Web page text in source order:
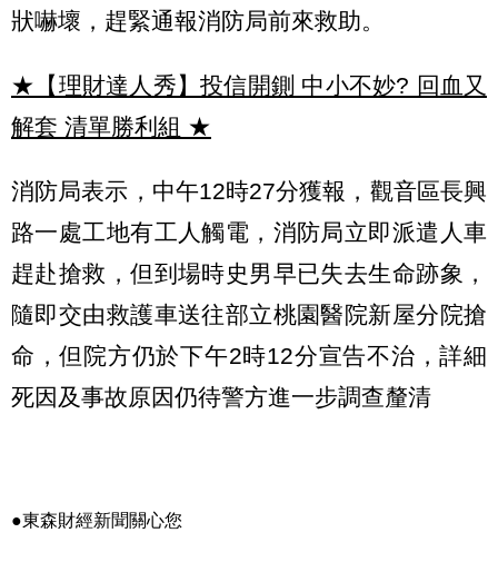
狀嚇壞，趕緊通報消防局前來救助。
★【理財達人秀】投信開鍘 中小不妙? 回血又
解套 清單勝利組 ★
消防局表示，中午12時27分獲報，觀音區長興
路一處工地有工人觸電，消防局立即派遣人車
趕赴搶救，但到場時史男早已失去生命跡象，
隨即交由救護車送往部立桃園醫院新屋分院搶
命，但院方仍於下午2時12分宣告不治，詳細
死因及事故原因仍待警方進一步調查釐清
●東森財經新聞關心您